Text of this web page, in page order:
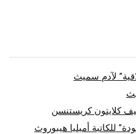
لآدم سميث
كلايتون كريستنسن
للكاتبة أميليا هيبوروث